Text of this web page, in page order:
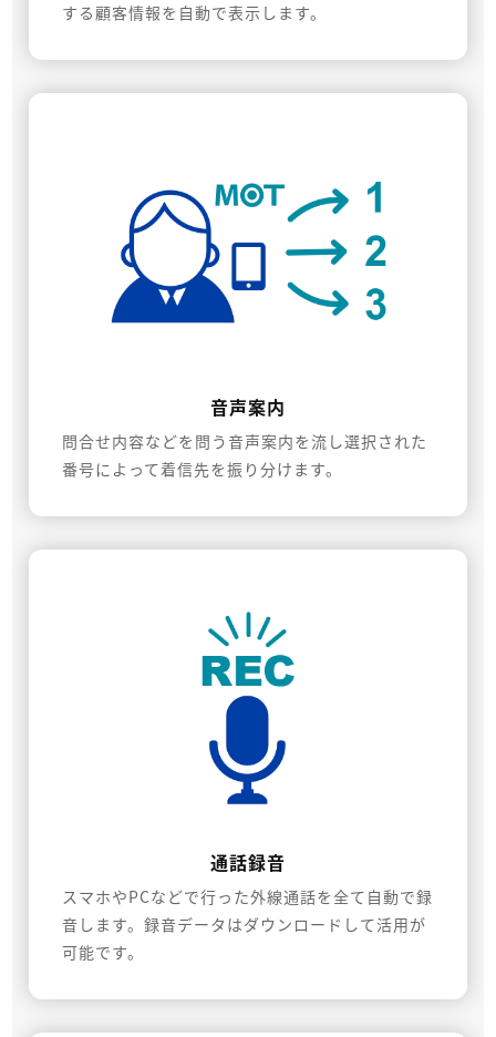
する顧客情報を自動で表示します。
音声案内
問合せ内容などを問う音声案内を流し選択された
番号によって着信先を振り分けます。
通話録音
スマホやPCなどで行った外線通話を全て自動で録
音します。録音データはダウンロードして活用が
可能です。